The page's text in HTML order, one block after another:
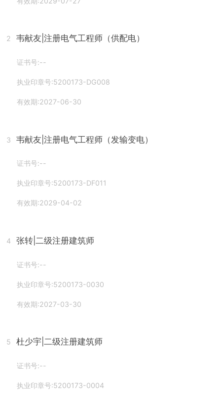
2 韦献友 |注册电气工程师（供配电）
证书号:--
执业印章号:5200173-DG008
有效期:2027-06-30
3 韦献友 |注册电气工程师（发输变电）
证书号:--
执业印章号:5200173-DF011
有效期:2029-04-02
4 张转 |二级注册建筑师
证书号:--
执业印章号:5200173-0030
有效期:2027-03-30
5 杜少宇 |二级注册建筑师
证书号:--
执业印章号:5200173-0004